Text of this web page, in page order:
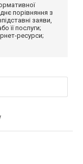
порівняння з
заяви,
її послуги;
ресурси;